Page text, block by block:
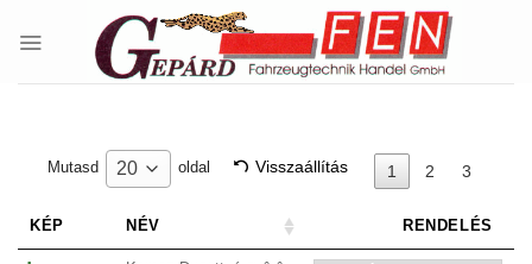
Mutasd 20 oldal Visszaállítás 1 2 3
KÉP NÉV RENDELÉS